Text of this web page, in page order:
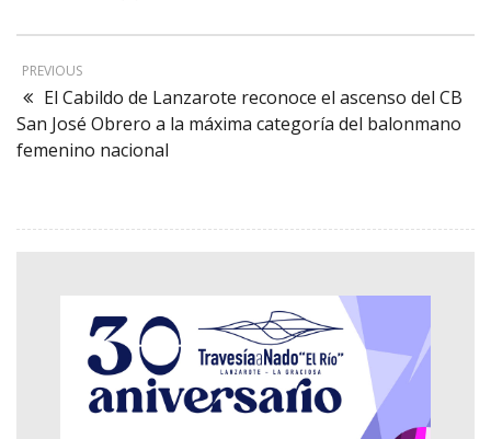
PREVIOUS
El Cabildo de Lanzarote reconoce el ascenso del CB
San José Obrero a la máxima categoría del balonmano
femenino nacional